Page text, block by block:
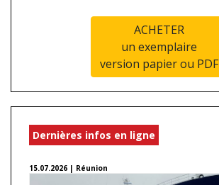
ACHETER
un exemplaire
version papier ou PDF
Dernières infos en ligne
15.07.2026 | Réunion